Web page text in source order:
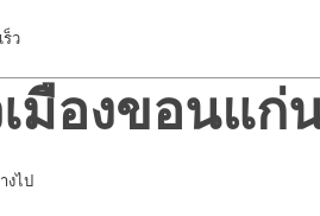
ว
มืองขอนแก่
งไป